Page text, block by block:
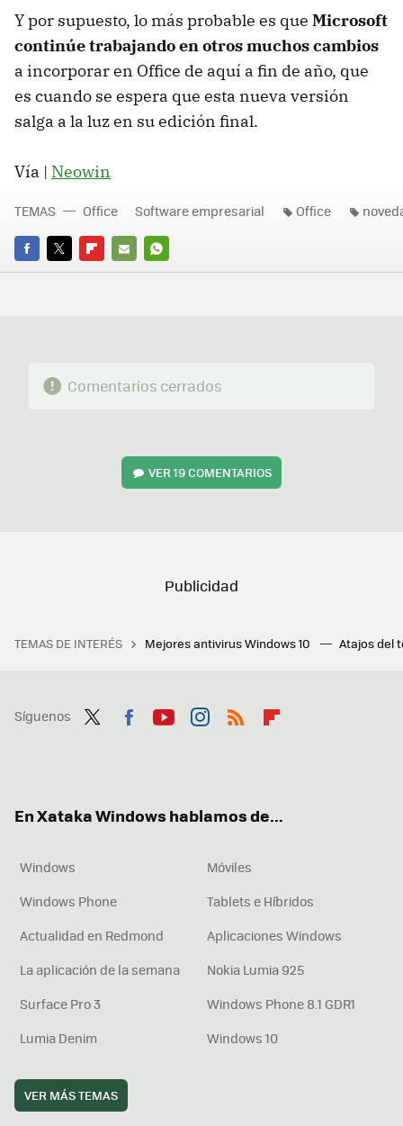
Y por supuesto, lo más probable es que Microsoft
continúe trabajando en otros muchos cambios
a incorporar en Office de aquí a fin de año, que
es cuando se espera que esta nueva versión
salga a la luz en su edición final.
Vía | Neowin
FACEBOOK
TWITTERFLIPBOARD
E-
WHATSAPP
TEMAS Office Software empresarial Office
Comentarios cerrados
VER19 COMENTARIOS
TEMAS DE INTERÉS Mejores antivirus Windows 10 Atajos del
Síguenos
En Xataka Windows hablamos de...
Windows
Móviles
Windows Phone
Tablets e Híbridos
Actualidad en Redmond
Aplicaciones Windows
La aplicación de la semana
Nokia Lumia 925
Surface Pro 3
Windows Phone 8.1 GDR1
Lumia Denim
Windows 10
VER MÁS TEMAS